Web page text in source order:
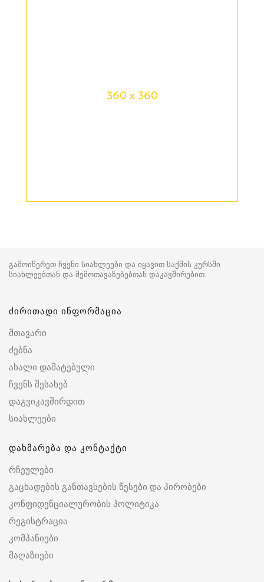
360 x 360
გამოიწერეთ ჩვენი სიახლეები და იყავით საქმის კურსში
სიახლეებთან და შემოთავაზებებთან დაკავშირებით.
ძირითადი ინფორმაცია
მთავარი
ძებნა
ახალი დამატებული
ჩვენს შესახებ
დაგვიკავშირდით
სიახლეები
დახმარება და კონტაქტი
რჩეულები
გაცხადების განთავსების წესები და პირობები
კონფიდენციალურობის პოლიტიკა
რეგისტრაცია
კომპანიები
მაღაზიები